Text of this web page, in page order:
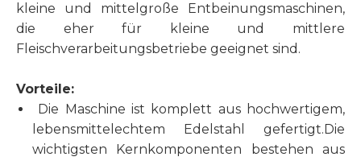
kleine und mittelgroße Entbeinungsmaschinen,
die eher für kleine und mittlere
Fleischverarbeitungsbetriebe geeignet sind.
Vorteile:
Die Maschine ist komplett aus hochwertigem,
lebensmittelechtem Edelstahl gefertigt.Die
wichtigsten Kernkomponenten bestehen aus